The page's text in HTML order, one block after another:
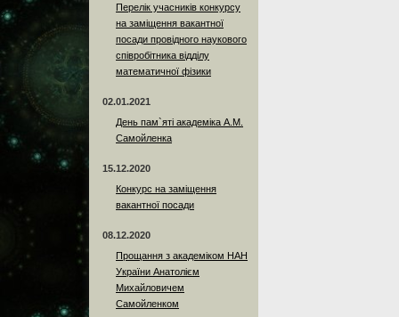
Перелік учасників конкурсу
на заміщення вакантної
посади провідного наукового
співробітника відділу
математичної фізики
02.01.2021
День пам`яті академіка А.М.
Самойленка
15.12.2020
Конкурс на заміщення
вакантної посади
08.12.2020
Прощання з академіком НАН
України Анатолієм
Михайловичем
Самойленком